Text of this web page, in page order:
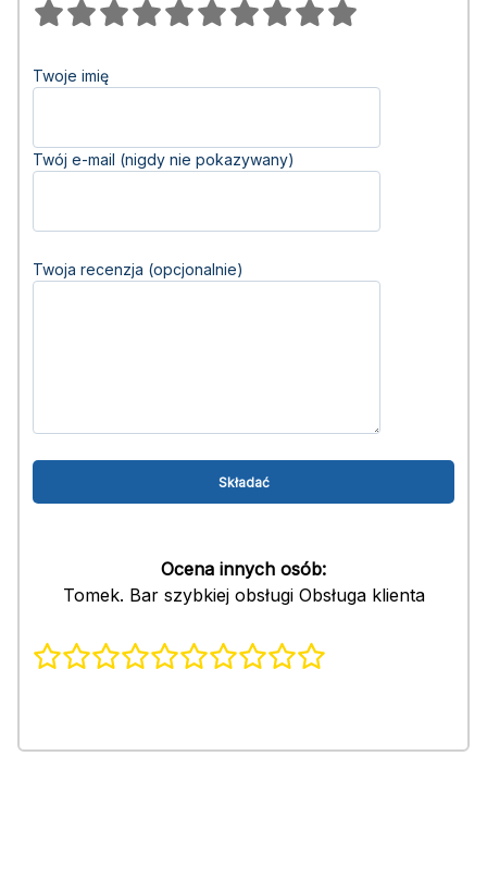
Twoje imię
Twój e-mail (nigdy nie pokazywany)
Twoja recenzja (opcjonalnie)
Ocena innych osób:
Tomek. Bar szybkiej obsługi Obsługa klienta